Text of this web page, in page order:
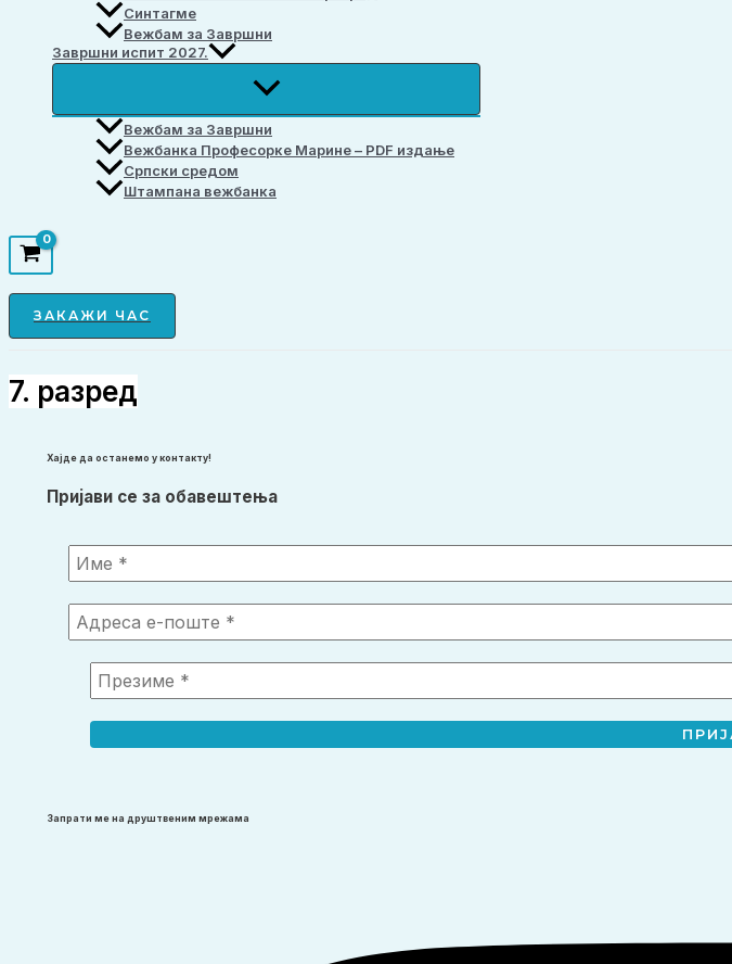
Синтагме
Вежбам за Завршни
Завршни испит 2027.
Вежбам за Завршни
Вежбанка Професорке Марине – PDF издање
Српски средом
Штампана вежбанка
ЗАКАЖИ ЧАС
7. разред
Хајде да останемо у контакту!
Пријави се за обавештења
Запрати ме на друштвеним мрежама